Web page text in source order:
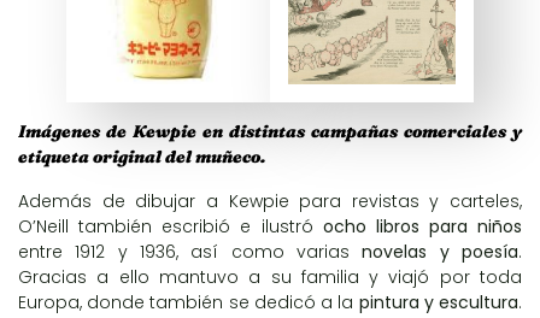
Imágenes de Kewpie en distintas campañas comerciales y
etiqueta original del muñeco.
Además de dibujar a Kewpie para revistas y carteles,
O’Neill también escribió e ilustró ocho libros para niños
entre 1912 y 1936, así como variasnovelas y poesía.
Gracias a ello mantuvo a su familia y viajó por toda
Europa, donde también se dedicó a la pintura y escultura.